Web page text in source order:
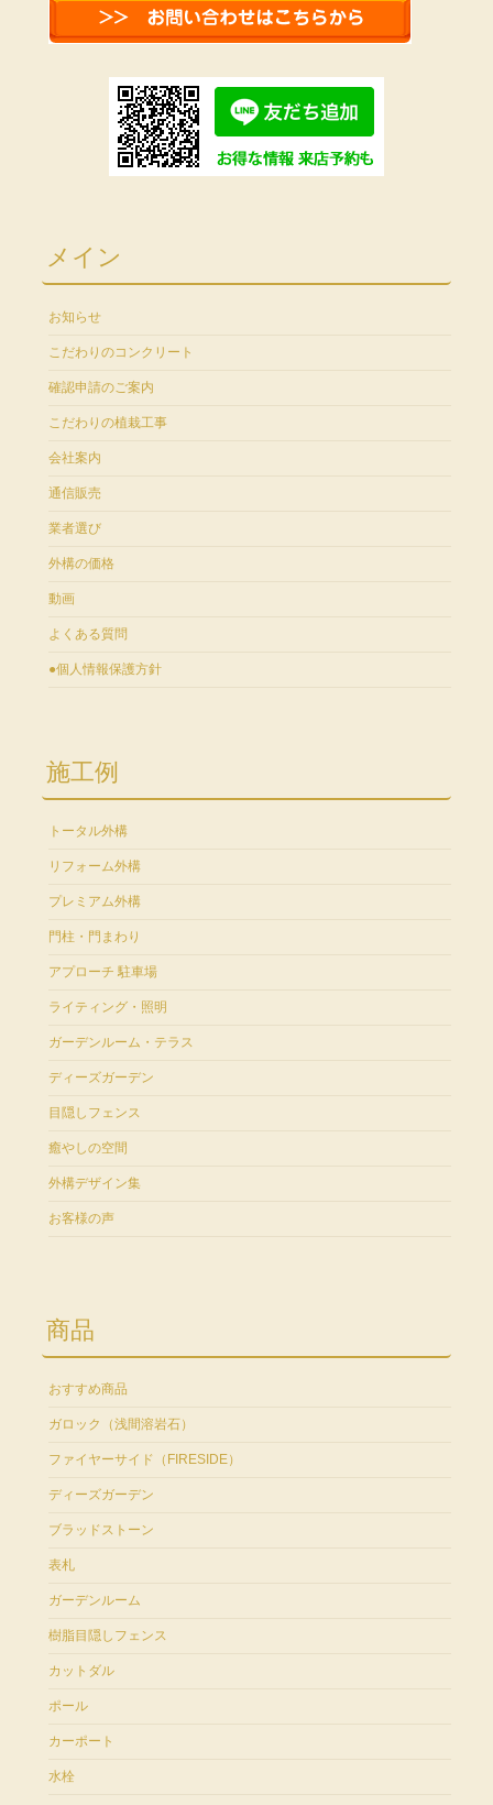
メイン
お知らせ
こだわりのコンクリート
確認申請のご案内
こだわりの植栽工事
会社案内
通信販売
業者選び
外構の価格
動画
よくある質問
●個人情報保護方針
施工例
トータル外構
リフォーム外構
プレミアム外構
門柱・門まわり
アプローチ 駐車場
ライティング・照明
ガーデンルーム・テラス
ディーズガーデン
目隠しフェンス
癒やしの空間
外構デザイン集
お客様の声
商品
おすすめ商品
ガロック（浅間溶岩石）
ファイヤーサイド（FIRESIDE）
ディーズガーデン
ブラッドストーン
表札
ガーデンルーム
樹脂目隠しフェンス
カットダル
ポール
カーポート
水栓